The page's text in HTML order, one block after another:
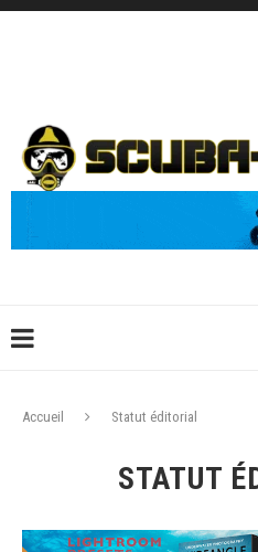
Accueil Statut éditorial
STATUT